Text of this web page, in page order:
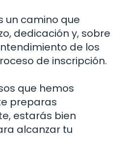
un camino que
dedicación y, sobre
de los
de inscripción.
que hemos
preparas
estarás bien
alcanzar tu